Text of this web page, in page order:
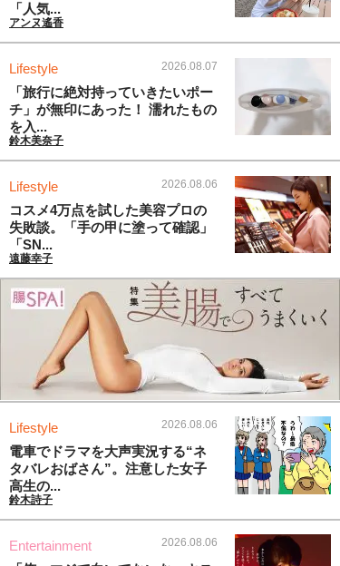
「人気...
アンヌ遙香
Lifestyle 2026.08.07
「旅行に絶対持っていきたいポー
チ」が無印にあった！ 濡れたもの
を入...
鈴木美奈子
Lifestyle 2026.08.06
コスメ4万点を試した美容プロの
失敗談。「手の甲に塗って確認」
「SN...
遠藤幸子
Lifestyle 2026.08.06
電車でドラマを大声実況する“ネ
タバレおばさん”。注意した女子
高生の...
鈴木詩子
Entertainment 2026.08.06